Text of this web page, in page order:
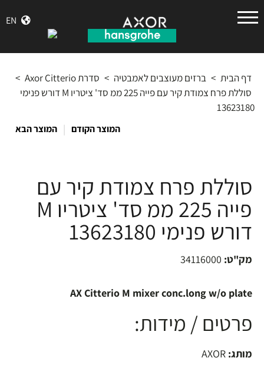
EN
גרואה
דף הבית > ברזים מעוצבים לאמבטיה > סדרת Axor Citterio
>
סוללת פרח צמודת קיר עם פייה 225 ממ סד' ציטריו M דורש פנימי
13623180
המוצר הקודם | המוצר הבא
סוללת פרח צמודת קיר עם
פייה 225 ממ סד' ציטריו M
דורש פנימי 13623180
מק"ט: 34116000
AX Citterio M mixer conc.long w/o plate
פרטים / מידות:
מותג: